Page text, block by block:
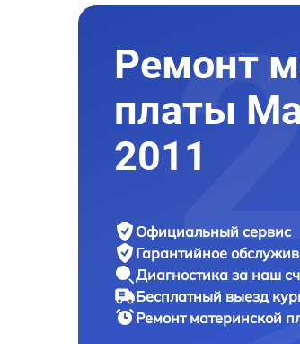
Ремонт
платы
2011
Официальный сервис
Гарантийное
Диагностика за наш
Бесплатный выезд
Ремонт материнской